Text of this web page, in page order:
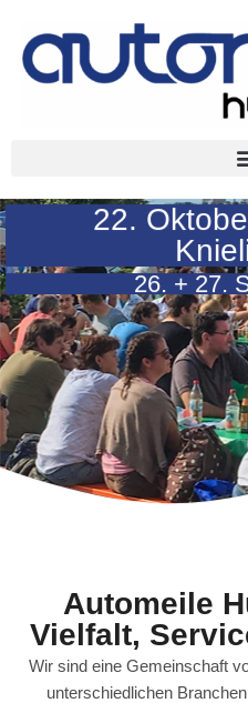
22.
26. + 27.
Automeile
Vielfalt,
Wir sind eine Gemeinschaft
unterschiedlichen